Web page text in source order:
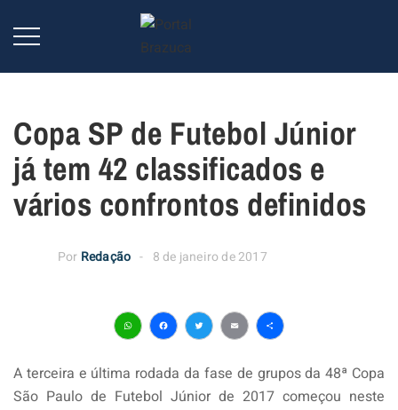
Copa SP de Futebol Júnior
já tem 42 classificados e
vários confrontos definidos
Por Redação 8 de janeiro de 2017
WhatsApp
Facebook
Twitter
EmailShare
A terceira e última rodada da fase de grupos da 48ª Copa
São Paulo de Futebol Júnior de 2017 começou neste